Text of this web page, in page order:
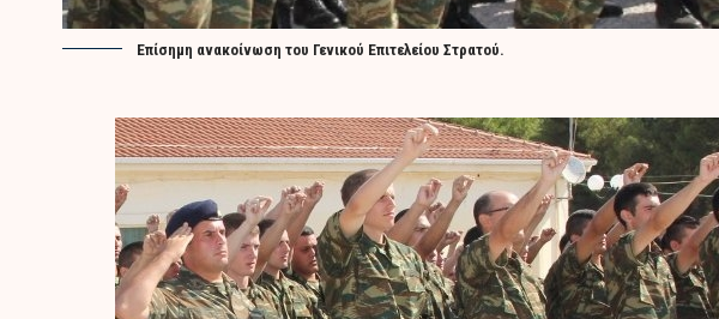
Επίσημη ανακοίνωση του Γενικού Επιτελείου Στρατού.